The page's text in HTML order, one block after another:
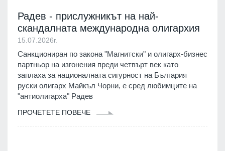
Радев - прислужникът на най-
скандалната международна олигархия
15.07.2026г.
Санкциониран по закона "Магнитски" и олигарх-бизнес
партньор на изгонения преди четвърт век като
заплаха за националната сигурност на България
руски олигарх Майкъл Чорни, е сред любимците на
"антиолигарха" Радев
ПРОЧЕТЕТЕ ПОВЕЧЕ